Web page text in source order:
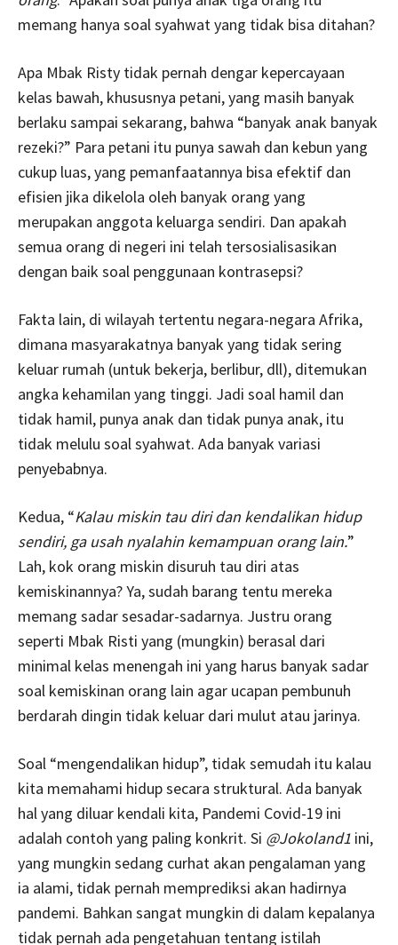
memang hanya soal syahwat yang tidak bisa ditahan?
Apa Mbak Risty tidak pernah dengar kepercayaan
kelas bawah, khususnya petani, yang masih banyak
berlaku sampai sekarang, bahwa “banyak anak banyak
rezeki?” Para petani itu punya sawah dan kebun yang
cukup luas, yang pemanfaatannya bisa efektif dan
efisien jika dikelola oleh banyak orang yang
merupakan anggota keluarga sendiri. Dan apakah
semua orang di negeri ini telah tersosialisasikan
dengan baik soal penggunaan kontrasepsi?
Fakta lain, di wilayah tertentu negara-negara Afrika,
dimana masyarakatnya banyak yang tidak sering
keluar rumah (untuk bekerja, berlibur, dll), ditemukan
angka kehamilan yang tinggi. Jadi soal hamil dan
tidak hamil, punya anak dan tidak punya anak, itu
tidak melulu soal syahwat. Ada banyak variasi
penyebabnya.
Kedua, “Kalau miskin tau diri dan kendalikan hidup
sendiri, ga usah nyalahin kemampuan orang lain.”
Lah, kok orang miskin disuruh tau diri atas
kemiskinannya? Ya, sudah barang tentu mereka
memang sadar sesadar-sadarnya. Justru orang
seperti Mbak Risti yang (mungkin) berasal dari
minimal kelas menengah ini yang harus banyak sadar
soal kemiskinan orang lain agar ucapan pembunuh
berdarah dingin tidak keluar dari mulut atau jarinya.
Soal “mengendalikan hidup”, tidak semudah itu kalau
kita memahami hidup secara struktural. Ada banyak
hal yang diluar kendali kita, Pandemi Covid-19 ini
adalah contoh yang paling konkrit. Si @Jokoland1 ini,
yang mungkin sedang curhat akan pengalaman yang
ia alami, tidak pernah memprediksi akan hadirnya
pandemi. Bahkan sangat mungkin di dalam kepalanya
tidak pernah ada pengetahuan tentang istilah